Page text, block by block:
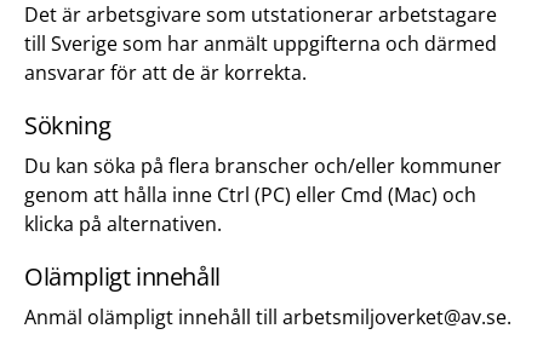
Det är arbetsgivare som utstationerar arbetstagare
till Sverige som har anmält uppgifterna och därmed
ansvarar för att de är korrekta.
Sökning
Du kan söka på flera branscher och/eller kommuner
genom att hålla inne Ctrl (PC) eller Cmd (Mac) och
klicka på alternativen.
Olämpligt innehåll
Anmäl olämpligt innehåll till arbetsmiljoverket@av.se.